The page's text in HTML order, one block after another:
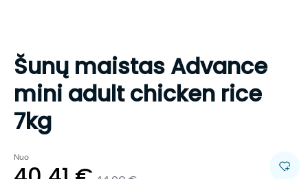
Šunų maistas Advance
mini adult chicken rice
7kg
Nuo